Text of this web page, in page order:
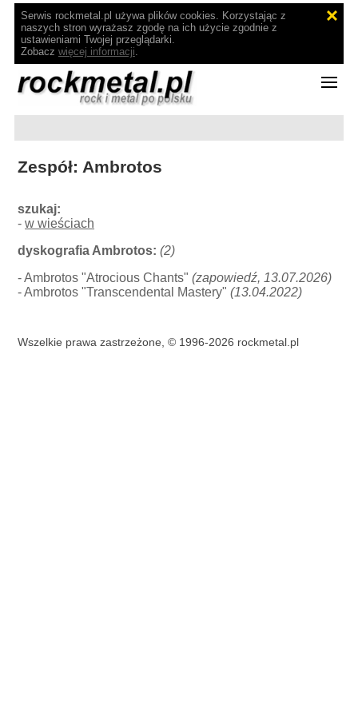
Serwis rockmetal.pl używa plików cookies. Korzystając z
naszych stron wyrażasz zgodę na ich użycie zgodnie z
ustawieniami Twojej przeglądarki.
Zobacz więcej informacji.
Zespół: Ambrotos
szukaj:
-w wieściach
dyskografia Ambrotos: (2)
- Ambrotos "Atrocious Chants"(zapowiedź, 13.07.2026)
- Ambrotos "Transcendental Mastery"(13.04.2022)
Wszelkie prawa zastrzeżone, © 1996-2026 rockmetal.pl